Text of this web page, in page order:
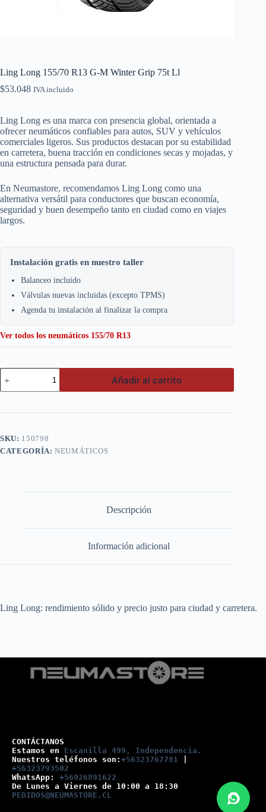
Ling Long 155/70 R13 G-M Winter Grip 75t Ll
$53.048 IVA incluido
Ling Long es una marca con presencia global, orientada a
ofrecer neumáticos confiables para autos, SUV y vehículos
comerciales ligeros. Sus productos destacan por su estabilidad
en carretera, buena tracción en condiciones secas y mojadas, y
una estructura pensada para durar.
En Neumastore, recomendamos Ling Long como una
alternativa versátil para conductores que buscan economía,
seguridad y buen desempeño tanto en ciudad como en viajes
largos.
Instalación gratis en nuestro taller
Balanceo incluido
Válvulas nuevas incluidas (excepto TPMS)
Agenda tu instalación al finalizar la compra
Ver todos los neumáticos 155/70 R13
Ling
Long
155/70
G-
Grip
75t
Añadir al carrito
SKU: 150798
CATEGORÍA:NEUMÁTICOS
Descripción
Información adicional
Ling Long: rendimiento sólido y precio justo para ciudad y carretera.
CONTÁCTANOS
Estamos en Escanilla 499, Independencia.
Nuestros teléfonos son: +56323767781
+56323793502
WhatsApp: +56926891622
De Lunes a Viernes de 10:00 a 18:30
PEDIDOS@NEUMASTORE.CL